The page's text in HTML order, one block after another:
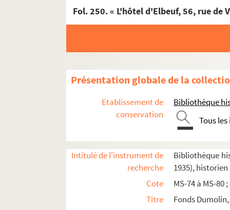
Fol. 250. « L'hôtel d'Elbeuf, 56, rue de
Présentation globale de la
Etablissement de
conservation
Bibliothèque
Tous
Intitulé de l'instrument de
recherche
Bibliothèque
1935), historien
Cote
MS-74 à MS-80
Titre
Fonds
Maurice Dumolin. "Guide pratique à travers
4-MS-490. Lorraine et divers
« Les campagnes de l'Empire »
Topographie parisienne et divers. Textes
4-MS-494. Volume 1
4-MS-495. Volume 2
4-MS-496. Volume 3
4-MS-497. Volume 4
4-MS-498. Volume 5